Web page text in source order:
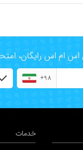
+98
خدمات